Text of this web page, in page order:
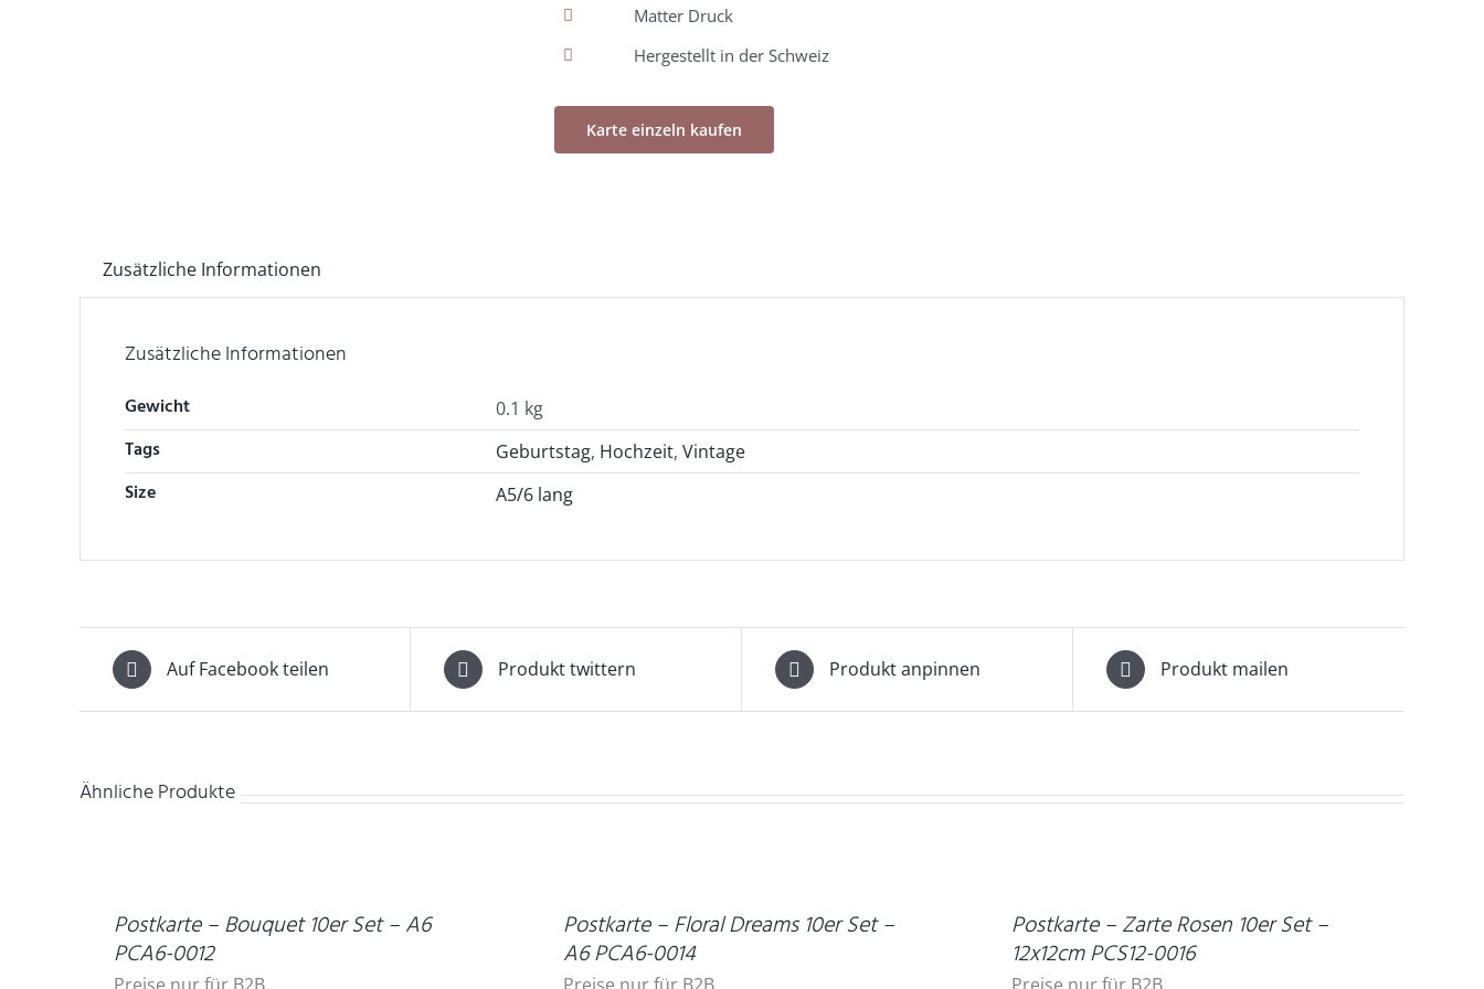
Matter Druck
Hergestellt in der Schweiz
Karte einzeln kaufen
Zusätzliche Informationen
Zusätzliche Informationen
Gewicht 0.1 kg
Tags Geburtstag, Hochzeit, Vintage
Size A5/6 lang
Auf Facebook teilen Produkt twittern Produkt anpinnen Produkt mailen
Ähnliche Produkte
Postkarte – Bouquet 10er Set – A6
PCA6-0012
Postkarte – Floral Dreams 10er Set –
A6 PCA6-0014
Postkarte – Zarte Rosen 10er Set –
12x12cm PCS12-0016